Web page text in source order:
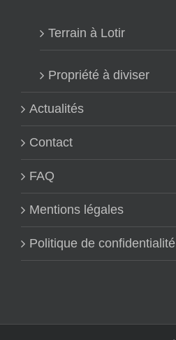
Terrain à Lotir
Propriété à diviser
Actualités
Contact
FAQ
Mentions légales
Politique de confidentialité